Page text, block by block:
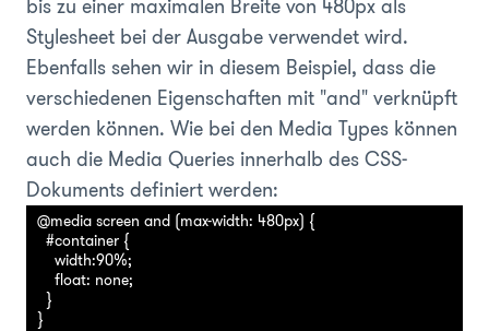
bis zu einer maximalen Breite von 480px als
Stylesheet bei der Ausgabe verwendet wird.
Ebenfalls sehen wir in diesem Beispiel, dass die
verschiedenen Eigenschaften mit "and" verknüpft
werden können. Wie bei den Media Types können
auch die Media Queries innerhalb des CSS-
Dokuments definiert werden:
@media screen and (max-width: 480px) {
  #container {
    width:90%;
    float: none;
  }